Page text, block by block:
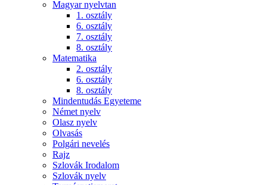
Magyar nyelvtan
1. osztály
6. osztály
7. osztály
8. osztály
Matematika
2. osztály
6. osztály
8. osztály
Mindentudás Egyeteme
Német nyelv
Olasz nyelv
Olvasás
Polgári nevelés
Rajz
Szlovák Irodalom
Szlovák nyelv